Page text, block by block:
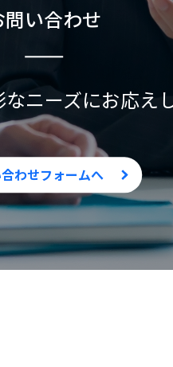
問い合わせ
なニーズにお応え
わせフォームへ